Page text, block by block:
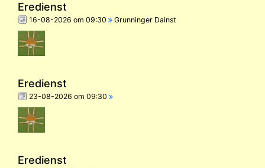
Eredienst
16-08-2026 om 09:30 Grunninger Dainst
Eredienst
23-08-2026 om 09:30
Eredienst